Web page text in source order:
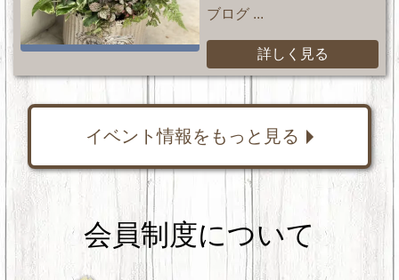
ブログ ...
詳しく見る
イベント情報をもっと見る
会員制度について